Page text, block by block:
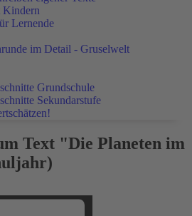
Kindern
Lernende
im Detail - Gruselwelt
Grundschule
Sekundarstufe
Text "Die Planeten im